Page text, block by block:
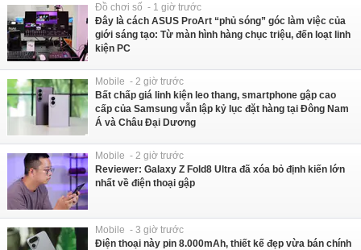
Đồ chơi số - 1 giờ trước
Đây là cách ASUS ProArt “phủ sóng” góc làm việc của
giới sáng tạo: Từ màn hình hàng chục triệu, đến loạt linh
kiện PC
Mobile - 2 giờ trước
Bất chấp giá linh kiện leo thang, smartphone gập cao
cấp của Samsung vẫn lập kỷ lục đặt hàng tại Đông Nam
Á và Châu Đại Dương
Mobile - 2 giờ trước
Reviewer: Galaxy Z Fold8 Ultra đã xóa bỏ định kiến lớn
nhất về điện thoại gập
Mobile - 3 giờ trước
Điện thoại này pin 8.000mAh, thiết kế đẹp vừa bán chính